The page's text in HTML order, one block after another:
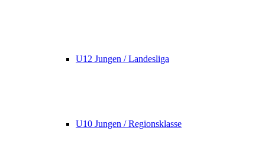
U12 Jungen / Landesliga
U10 Jungen / Regionsklasse